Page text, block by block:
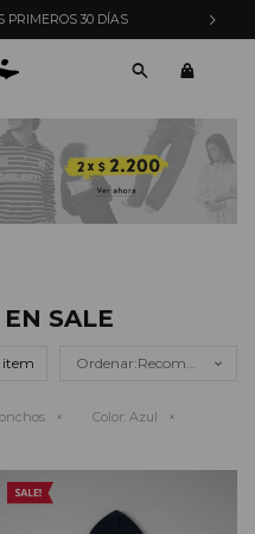
PRIMEROS 30 DÍAS
SALE
Recomendados
Color: Azul